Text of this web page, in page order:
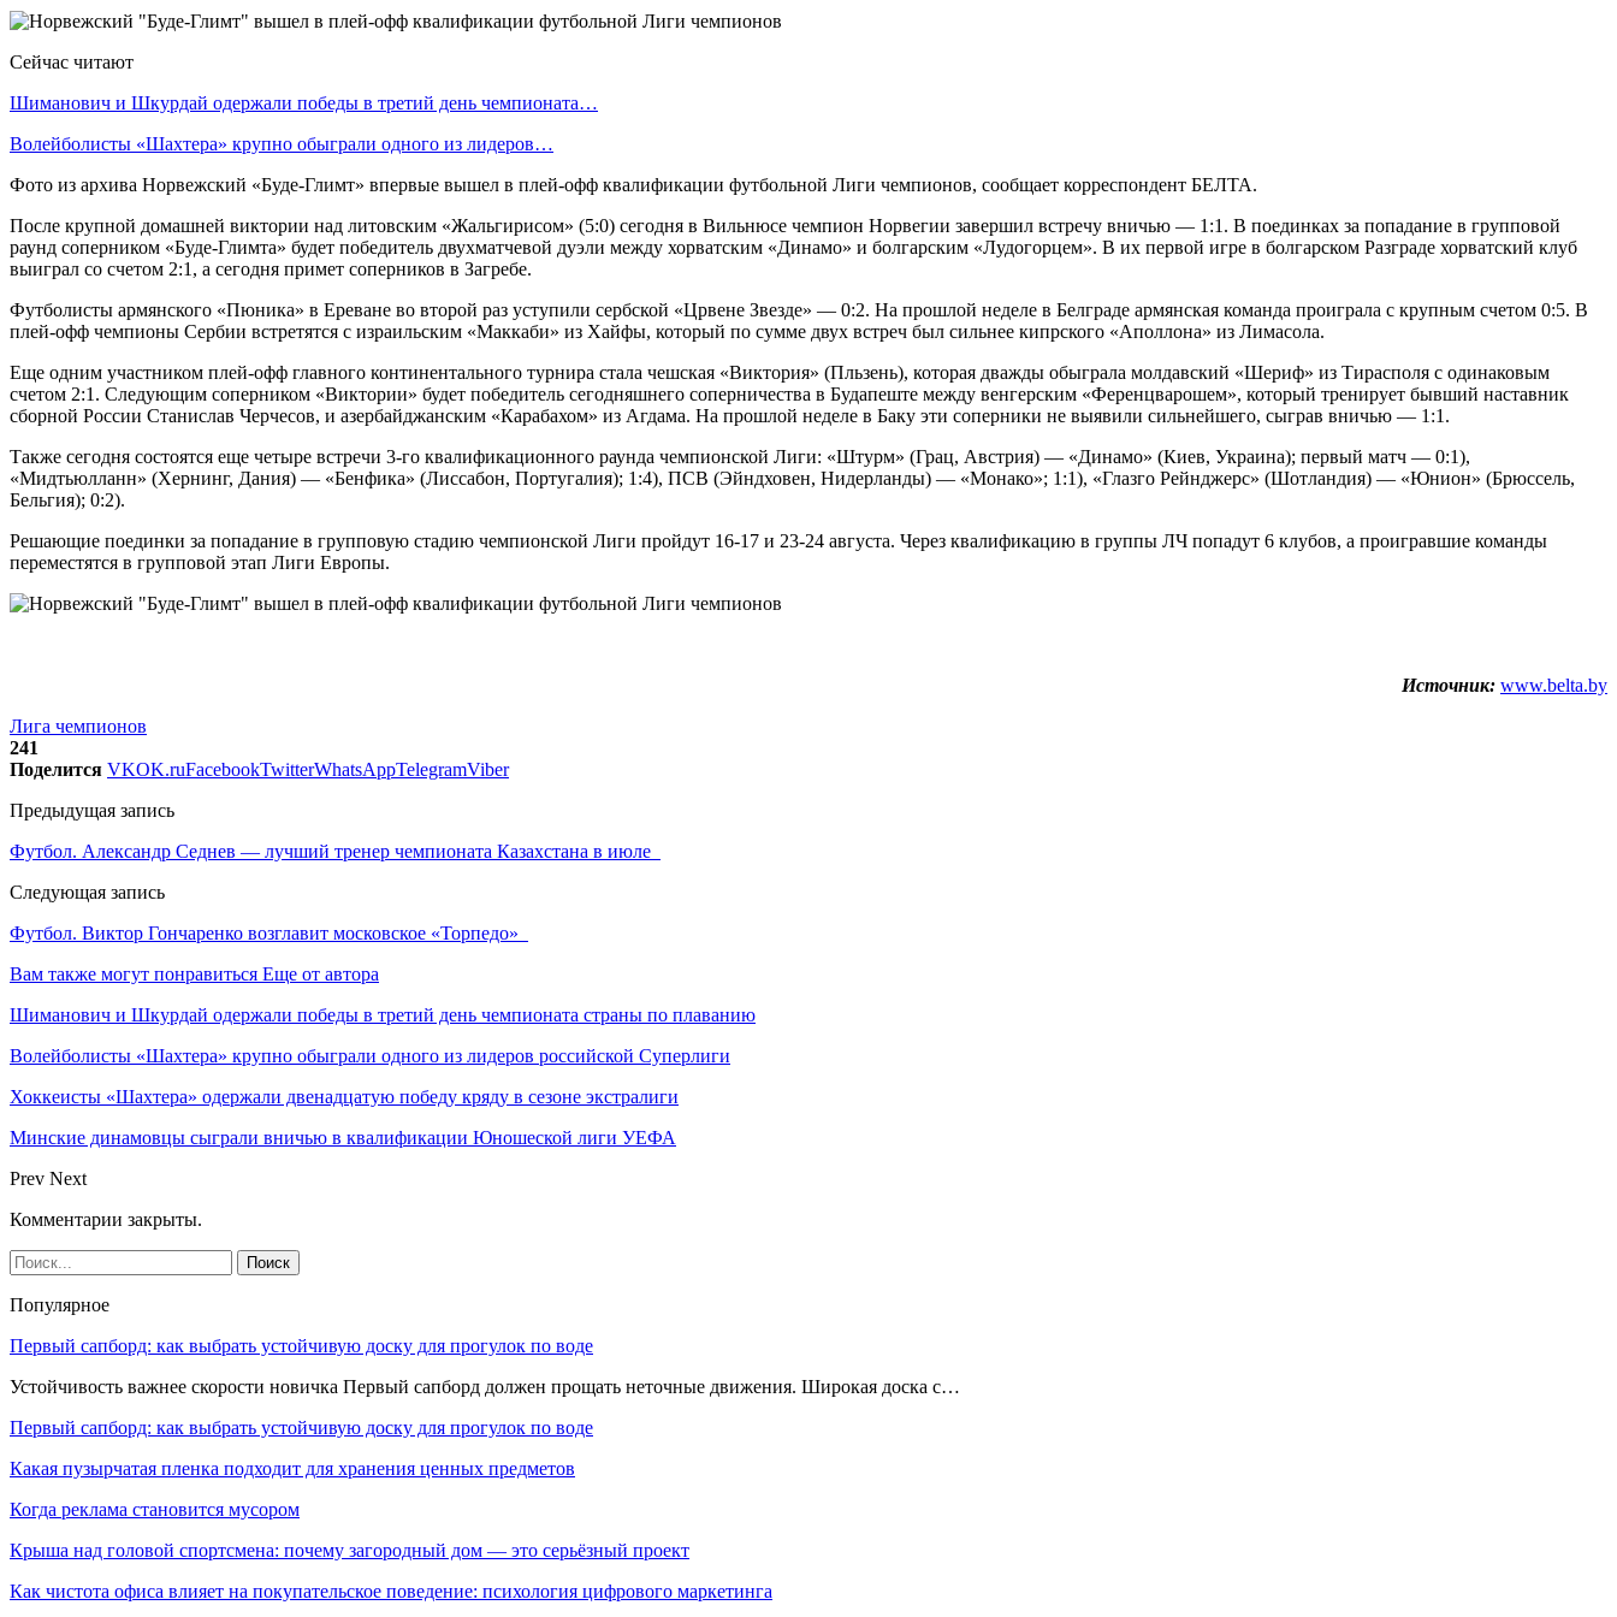
Сейчас читают
Шиманович и Шкурдай одержали победы в третий день чемпионата…
Волейболисты «Шахтера» крупно обыграли одного из лидеров…
Фото из архива Норвежский «Буде-Глимт» впервые вышел в плей-офф квалификации футбольной Лиги чемпионов, сообщает корреспондент БЕЛТА.
После крупной домашней виктории над литовским «Жальгирисом» (5:0) сегодня в Вильнюсе чемпион Норвегии завершил встречу вничью — 1:1. В поединках за попадание в групповой
раунд соперником «Буде-Глимта» будет победитель двухматчевой дуэли между хорватским «Динамо» и болгарским «Лудогорцем». В их первой игре в болгарском Разграде хорватский клуб
выиграл со счетом 2:1, а сегодня примет соперников в Загребе.
Футболисты армянского «Пюника» в Ереване во второй раз уступили сербской «Црвене Звезде» — 0:2. На прошлой неделе в Белграде армянская команда проиграла с крупным счетом 0:5. В
плей-офф чемпионы Сербии встретятся с израильским «Маккаби» из Хайфы, который по сумме двух встреч был сильнее кипрского «Аполлона» из Лимасола.
Еще одним участником плей-офф главного континентального турнира стала чешская «Виктория» (Пльзень), которая дважды обыграла молдавский «Шериф» из Тирасполя с одинаковым
счетом 2:1. Следующим соперником «Виктории» будет победитель сегодняшнего соперничества в Будапеште между венгерским «Ференцварошем», который тренирует бывший наставник
сборной России Станислав Черчесов, и азербайджанским «Карабахом» из Агдама. На прошлой неделе в Баку эти соперники не выявили сильнейшего, сыграв вничью — 1:1.
Также сегодня состоятся еще четыре встречи 3-го квалификационного раунда чемпионской Лиги: «Штурм» (Грац, Австрия) — «Динамо» (Киев, Украина); первый матч — 0:1),
«Мидтьюлланн» (Хернинг, Дания) — «Бенфика» (Лиссабон, Португалия); 1:4), ПСВ (Эйндховен, Нидерланды) — «Монако»; 1:1), «Глазго Рейнджерс» (Шотландия) — «Юнион» (Брюссель,
Бельгия); 0:2).
Решающие поединки за попадание в групповую стадию чемпионской Лиги пройдут 16-17 и 23-24 августа. Через квалификацию в группы ЛЧ попадут 6 клубов, а проигравшие команды
переместятся в групповой этап Лиги Европы.
Источник: www.belta.by
Лига чемпионов
241
Поделится VKOK.ruFacebookTwitterWhatsAppTelegramViber
Предыдущая запись
Футбол. Александр Седнев — лучший тренер чемпионата Казахстана в июле
Следующая запись
Футбол. Виктор Гончаренко возглавит московское «Торпедо»
Вам также могут понравиться Еще от автора
Шиманович и Шкурдай одержали победы в третий день чемпионата страны по плаванию
Волейболисты «Шахтера» крупно обыграли одного из лидеров российской Суперлиги
Хоккеисты «Шахтера» одержали двенадцатую победу кряду в сезоне экстралиги
Минские динамовцы сыграли вничью в квалификации Юношеской лиги УЕФА
Prev Next
Комментарии закрыты.
Популярное
Первый сапборд: как выбрать устойчивую доску для прогулок по воде
Устойчивость важнее скорости новичка Первый сапборд должен прощать неточные движения. Широкая доска с…
Первый сапборд: как выбрать устойчивую доску для прогулок по воде
Какая пузырчатая пленка подходит для хранения ценных предметов
Когда реклама становится мусором
Крыша над головой спортсмена: почему загородный дом — это серьёзный проект
Как чистота офиса влияет на покупательское поведение: психология цифрового маркетинга